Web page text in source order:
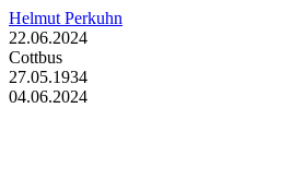
Helmut Perkuhn
22.06.2024
Cottbus
27.05.1934
04.06.2024